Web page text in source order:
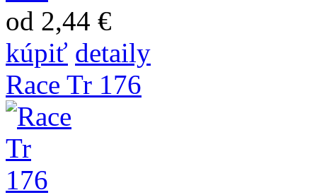
od 2,44 €
kúpiť detaily
Race Tr 176